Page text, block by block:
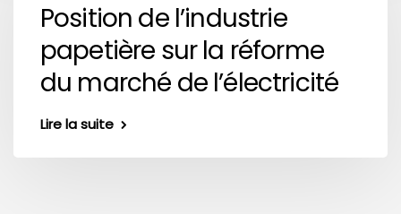
Position de l’industrie
papetière sur la réforme
du marché de l’électricité
Lire la suite